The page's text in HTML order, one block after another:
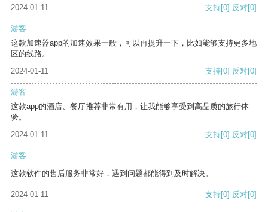
2024-01-11 支持[0] 反对[0]
游客
这款加速器app的加速效果一般，可以再提升一下，比如能够支持更多地
区的线路。
2024-01-11
支持[0] 反对[0]
游客
这款app的酒店、餐厅推荐非常有用，让我能够享受到高品质的旅行体
验。
2024-01-11
支持[0] 反对[0]
游客
这款软件的售后服务非常好，遇到问题都能得到及时解决。
2024-01-11 支持[0] 反对[0]